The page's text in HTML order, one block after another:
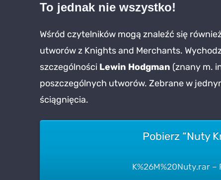
To jednak nie wszystko!
Wśród czytelników mogą znaleźć się
utworów z Knights and Merchants.
szczególności Lewin Hodgman (znany m.
poszczególnych utworów. Zebrane w
ściągnięcia.
Pobierz “Nuty
K%26M%20Nuty.rar –